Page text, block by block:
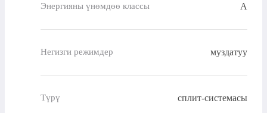
Энергияны үнөмдөө классы A
Негизги режимдер муздатуу
Түрү сплит-системасы